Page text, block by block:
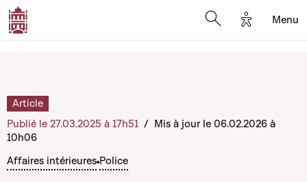
Options
Menu
Affaires intérieures Police
Article
Publié le 27.03.2025 à 17h51 / Mis à jour le 06.02.2026 à
10h06